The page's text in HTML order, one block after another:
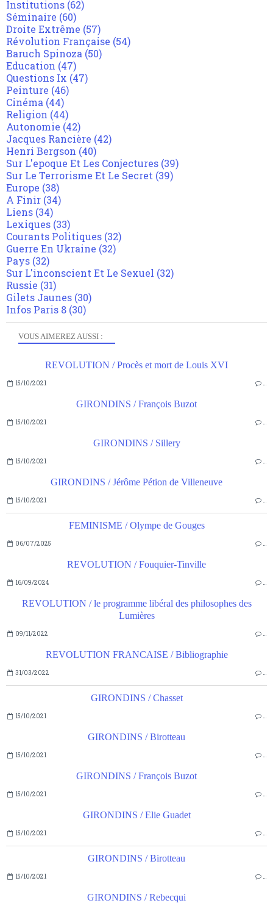
VOUS AIMEREZ AUSSI :
REVOLUTION / Procès et mort de Louis XVI
15/10/2021 …
GIRONDINS / François Buzot
15/10/2021 …
GIRONDINS / Sillery
15/10/2021 …
GIRONDINS / Jérôme Pétion de Villeneuve
15/10/2021 …
FEMINISME / Olympe de Gouges
06/07/2025 …
REVOLUTION / Fouquier-Tinville
16/09/2024 …
REVOLUTION / le programme libéral des philosophes des
Lumières
09/11/2022 …
REVOLUTION FRANCAISE / Bibliographie
31/03/2022 …
GIRONDINS / Chasset
15/10/2021 …
GIRONDINS / Birotteau
15/10/2021 …
GIRONDINS / François Buzot
15/10/2021 …
GIRONDINS / Elie Guadet
15/10/2021 …
GIRONDINS / Birotteau
15/10/2021 …
GIRONDINS / Rebecqui
Institutions (62)
Séminaire (60)
Droite Extrême (57)
Révolution Française (54)
Baruch Spinoza (50)
Education (47)
Questions Ix (47)
Peinture (46)
Cinéma (44)
Religion (44)
Autonomie (42)
Jacques Rancière (42)
Henri Bergson (40)
Sur L'epoque Et Les Conjectures (39)
Sur Le Terrorisme Et Le Secret (39)
Europe (38)
A Finir (34)
Liens (34)
Lexiques (33)
Courants Politiques (32)
Guerre En Ukraine (32)
Pays (32)
Sur L'inconscient Et Le Sexuel (32)
Russie (31)
Gilets Jaunes (30)
Infos Paris 8 (30)